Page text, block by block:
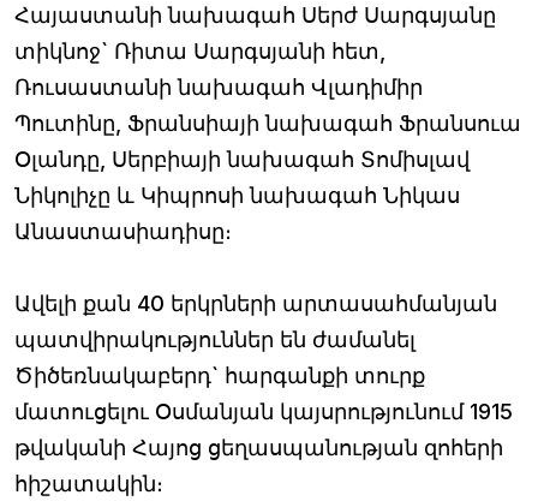
Հայաստանի նախագահ Սերժ Սարգսյանը
տիկնոջ` Ռիտա Սարգսյանի հետ,
Ռուսաստանի նախագահ Վլադիմիր
Պուտինը, Ֆրանսիայի նախագահ Ֆրանսուա
Օլանդը, Սերբիայի նախագահ Տոմիսլավ
Նիկոլիչը և Կիպրոսի նախագահ Նիկաս
Անաստասիադիսը։
Ավելի քան 40 երկրների արտասահմանյան
պատվիրակություններ են ժամանել
Ծիծեռնակաբերդ` հարգանքի տուրք
մատուցելու Օսմանյան կայսրությունում 1915
թվականի Հայոց ցեղասպանության զոհերի
հիշատակին։